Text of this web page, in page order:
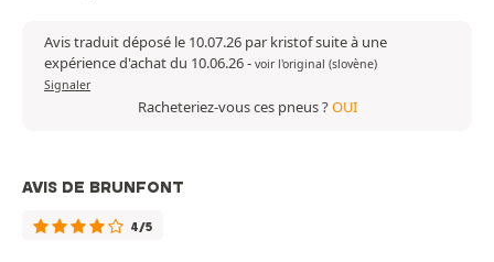
Avis traduit déposé le 10.07.26 par kristof suite à une
expérience d'achat du 10.06.26- voir l'original (slovène)
Signaler
Racheteriez-vous ces pneus ?OUI
AVIS DE BRUNFONT
4/5